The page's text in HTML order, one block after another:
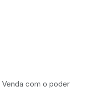
Venda com o poder